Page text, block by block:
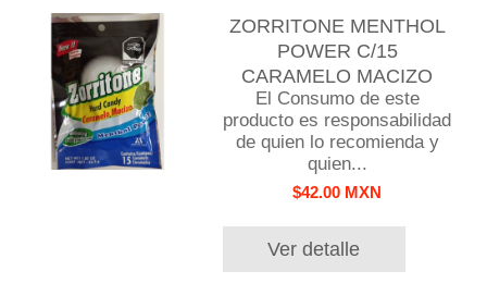
ZORRITONE MENTHOL
POWER C/15
CARAMELO MACIZO
El Consumo de este
producto es responsabilidad
de quien lo recomienda y
quien...
$42.00 MXN
Ver detalle